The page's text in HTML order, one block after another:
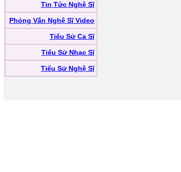
Tin Tức Nghệ Sĩ
Phỏng Vấn Nghệ Sĩ Video
Tiểu Sử Ca Sĩ
Tiểu Sử Nhạc Sĩ
Tiểu Sử Nghệ Sĩ